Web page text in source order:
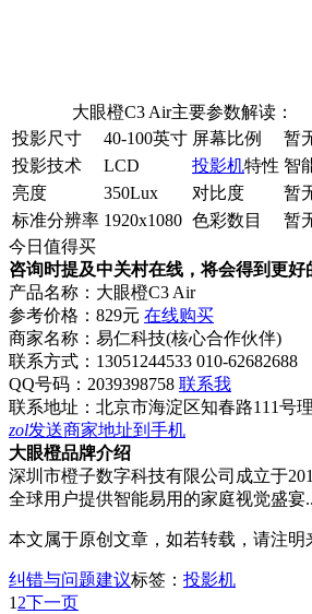
大眼橙C3 Air主要参数解读：
投影尺寸
40-100英寸 屏幕比例
暂
投影技术
LCD 投影机特性 智
亮度
350Lux 对比度
暂
标准分辨率 1920x1080 色彩数目
暂
今日值得买
咨询时提及中关村在线，将会得到更
产品名称： 大眼橙C3 Air
参考价格： 829元 在线购买
商家名称： 易仁科技(核心合作伙伴)
联系方式： 13051244533 010-62682688
QQ号码：2039398758 联系我
联系地址： 北京市海淀区知春路111号
zol发送商家地址到手机
大眼橙品牌介绍
深圳市橙子数字科技有限公司成立于
全球用户提供智能易用的家庭视觉盛宴
本文属于原创文章，如若转载，请注明
纠错与问题建议标签： 投影机
1 2下一页